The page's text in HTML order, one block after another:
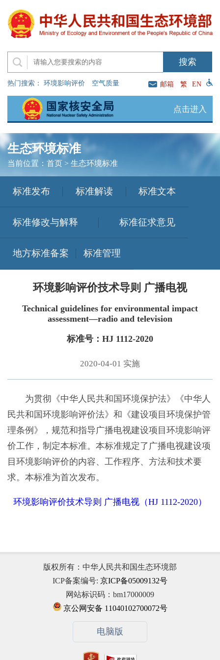
热门搜索： 环境影响评价 空气质量 邮箱 繁 EN
点击进入
生态环境标准
当前位置： 首页> 生态环境标准
标准发布 标准解读 标准文本
标准修改与解释 标准征求意见
地方标准备案 标准管理
环境影响评价技术导则 广播电视
Technical guidelines for environmental impact
assessment—radio and television
标准号：HJ 1112-2020
2020-04-01 实施
为贯彻《中华人民共和国环境保护法》《中华人
民共和国环境影响评价法》和《建设项目环境保护管
理条例》，规范和指导广播电视建设项目环境影响评
价工作，制定本标准。本标准规定了广播电视建设项
目环境影响评价的内容、工作程序、方法和技术要
求。本标准为首次发布。
环境影响评价技术导则 广播电视（HJ 1112-2020）
版权所有：中华人民共和国生态环境部
ICP备案编号: 京ICP备05009132号
网站标识码：bm17000009
京公网安备 11040102700072号
电脑版